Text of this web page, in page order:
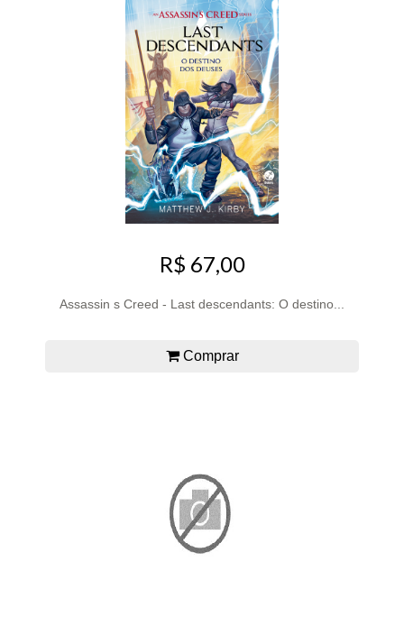
R$ 67,00
Assassin s Creed - Last descendants: O destino...
Comprar